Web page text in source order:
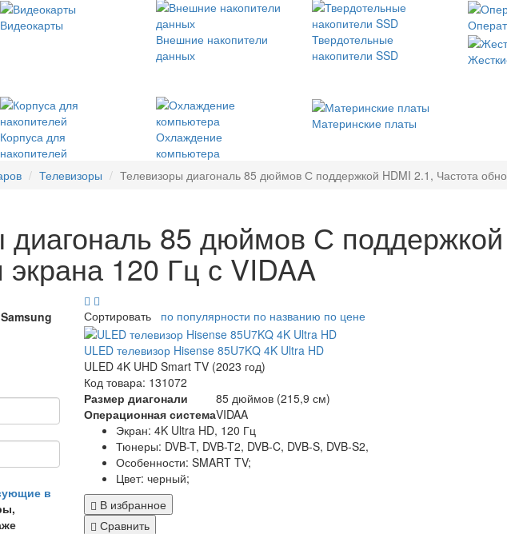
Видеокарты
Внешние накопители
данных
Твердотельные
накопители SSD
Корпуса для
накопителей
Охлаждение
компьютера
Материнские платы
Телевизоры Телевизоры диагональ 85 дюймов С поддержкой HDMI 2.1, Частота
диагональ 85 дюймов С
120 Гц с VIDAA
Samsung
в
Сортировать по популярности по названию по цене
ULED телевизор Hisense 85U7KQ 4K Ultra HD
ULED 4K UHD Smart TV (2023 год)
Код товара: 131072
Размер диагонали
85 дюймов (215,9 см)
Операционная системаVIDAA
Экран: 4K Ultra HD, 120 Гц
Тюнеры: DVB-T, DVB-T2, DVB-C, DVB-S, DVB-S2,
Особенности: SMART TV;
Цвет: черный;
В избранное
Сравнить